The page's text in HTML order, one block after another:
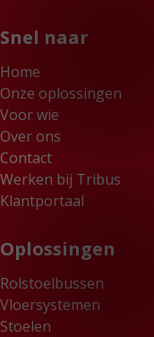
Snel naar
Home
Onze oplossingen
Voor wie
Over ons
Contact
Werken bij Tribus
Klantportaal
Oplossingen
Rolstoelbussen
Vloersystemen
Stoelen